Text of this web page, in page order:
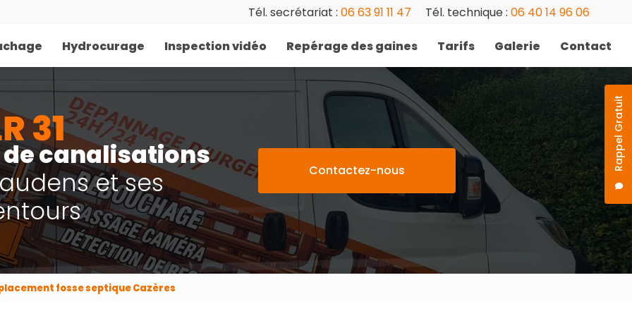
Tél. secrétariat : 06 63 91 11 47 Tél. technique : 06 40 14 96 06
Rappel Gratuit
Hydrocurage Inspection vidéo Repérage des gaines Tarifs Galerie Contact
canalisations
et ses
Contactez-nous
fosse septique Cazères